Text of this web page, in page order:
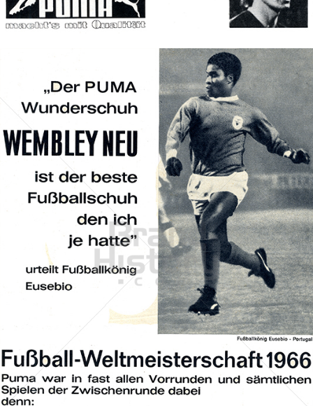
Bild-ID: 70236
PUMA PUMA AG RUDOLF DASSLER SPORT 1966